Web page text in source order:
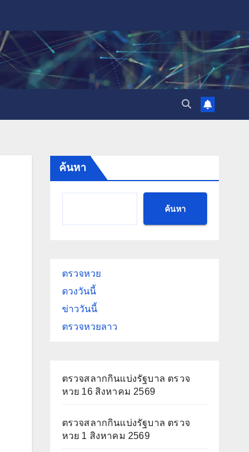
ค้นหา
ค้นหา
ตรวจหวย
ดวงวันนี้
ข่าววันนี้
ตรวจหวยลาว
ตรวจสลากกินแบ่งรัฐบาล ตรวจ
หวย 16 สิงหาคม 2569
ตรวจสลากกินแบ่งรัฐบาล ตรวจ
หวย 1 สิงหาคม 2569